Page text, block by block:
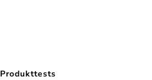
Produkttests